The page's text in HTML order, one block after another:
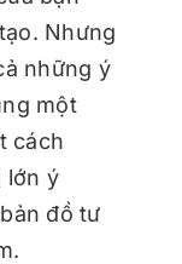
Nhưng
những ý
một
cách
lớn ý
đồ tư